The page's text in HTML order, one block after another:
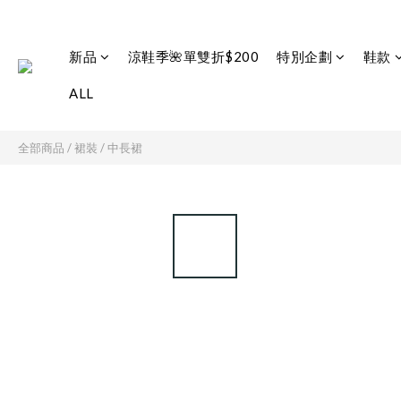
新品 涼鞋季🌺單雙折$200 特別企劃 鞋款
ALL
全部商品 /裙裝 /中長裙